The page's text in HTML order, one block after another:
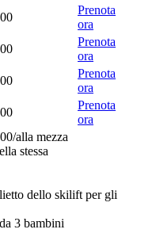
Prenota
ora
Prenota
ora
Prenota
ora
Prenota
ora
alla mezza
stessa
dello skilift per gli
3 bambini